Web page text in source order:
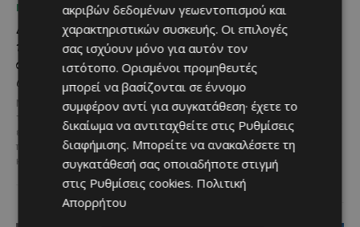
ΜΈΝΟΥΜΕ ΕΝΗΜΕΡΩΜΈΝΟΙ
Διεθνώς αναγνωρισμένα
κρασιά στην κορυφαία
σχέση ποιότητας-τιμής
από τη Lidl Κύπρου
Με σφραγίδα ποιότητας από
τους Masters of Wine, η κάβα της
εταιρείας συνδυάζει εξαιρετική
ποικιλία, διεθνείς διακρίσεις
και...
ΜΈΝΟΥΜΕ ΕΝΗΜΕΡΩΜΈΝΟΙ
Ξεκίνησε η
αντικατάσταση 100
χιλιομέτρων δικτύου
ύδρευσης στο κέντρο της
Λεμεσού
Έργο προϋπολογισμού €9,2 εκατ.
με συγχρηματοδότηση από την
Ε.Ε. Με τελετή που
πραγματοποιήθηκε το πρωί της
Πέμπτης, 6 Αυγούστου...
ακριβών δεδομένων γεωεντοπισμού και
χαρακτηριστικών συσκευής. Οι επιλογές
σας ισχύουν μόνο για αυτόν τον
ιστότοπο. Ορισμένοι προμηθευτές
μπορεί να βασίζονται σε έννομο
συμφέρον αντί για συγκατάθεση· έχετε το
δικαίωμα να αντιταχθείτε στις Ρυθμίσεις
διαφήμισης. Μπορείτε να ανακαλέσετε τη
συγκατάθεσή σας οποιαδήποτε στιγμή
στις Ρυθμίσεις cookies. Πολιτική
Απορρήτου